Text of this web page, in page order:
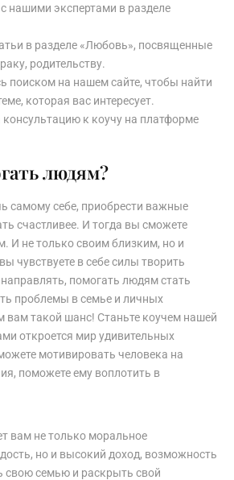
нашими экспертами в разделе
в разделе «Любовь», посвященные
родительству.
поиском на нашем сайте, чтобы найти
которая вас интересует.
к коучу на платформе
людям?
самому себе, приобрести важные
счастливее. И тогда вы сможете
не только своим близким, но и
чувствуете в себе силы творить
помогать людям стать
проблемы в семье и личных
вам такой шанс! Станьте коучем нашей
откроется мир удивительных
мотивировать человека на
поможете ему воплотить в
вам не только моральное
но и высокий доход, возможность
свою семью и раскрыть свой